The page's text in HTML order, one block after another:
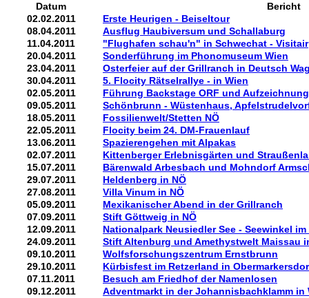
Datum
Bericht
02.02.2011
Erste Heurigen - Beiseltour
08.04.2011
Ausflug Haubiversum und Schallaburg
11.04.2011
"Flughafen schau'n" in Schwechat - Visitair
20.04.2011
Sonderführung im Phonomuseum Wien
23.04.2011
Osterfeier auf der Grillranch in Deutsch
30.04.2011
5. Flocity Rätselrallye - in Wien
02.05.2011
Führung Backstage ORF und
09.05.2011
Schönbrunn - Wüstenhaus,
18.05.2011
Fossilienwelt/Stetten NÖ
22.05.2011
Flocity beim 24. DM-Frauenlauf
13.06.2011
Spazierengehen mit Alpakas
02.07.2011
Kittenberger Erlebnisgärten und
15.07.2011
Bärenwald Arbesbach und Mohndorf
29.07.2011
Heldenberg in NÖ
27.08.2011
Villa Vinum in NÖ
05.09.2011
Mexikanischer Abend in der Grillranch
07.09.2011
Stift Göttweig in NÖ
12.09.2011
Nationalpark Neusiedler See - Seewinkel
24.09.2011
Stift Altenburg und Amethystwelt Maissau
09.10.2011
Wolfsforschungszentrum Ernstbrunn
29.10.2011
Kürbisfest im Retzerland in
07.11.2011
Besuch am Friedhof der Namenlosen
09.12.2011
Adventmarkt in der Johannisbachklamm in